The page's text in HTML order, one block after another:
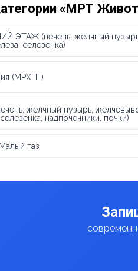
«МРТ
ЭТАЖ (печень, желчный
селезенка)
(МРХПГ)
желчный пузырь,
надпочечники, почки)
таз